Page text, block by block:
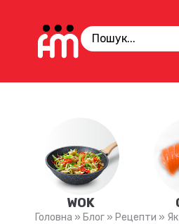
WOK
Головна » Блог » Рецепти »